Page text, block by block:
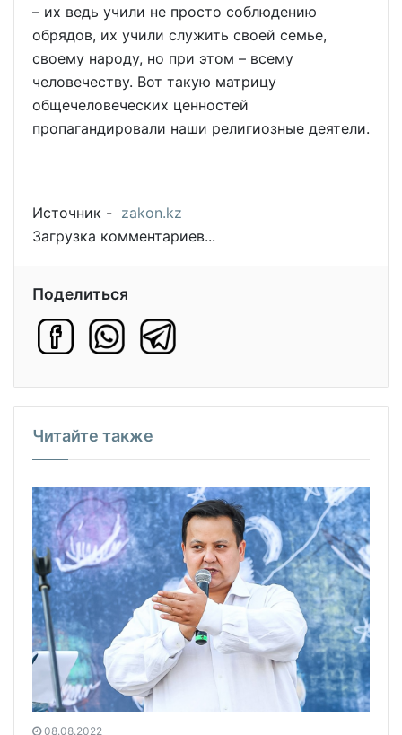
– их ведь учили не просто соблюдению
обрядов, их учили служить своей семье,
своему народу, но при этом – всему
человечеству. Вот такую матрицу
общечеловеческих ценностей
пропагандировали наши религиозные деятели.
Источник - zakon.kz
Загрузка комментариев...
Поделиться
Читайте также
08.08.2022